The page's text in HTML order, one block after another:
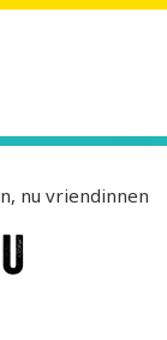
nu vriendinnen